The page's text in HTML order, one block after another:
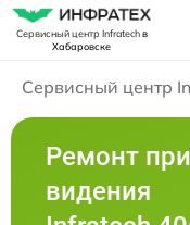
Сервисный центр Infratechв
Хабаровске
Сервисный центр
Ремонт
видения